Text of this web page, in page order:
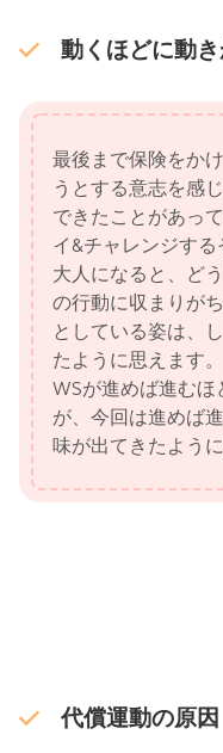
動くほどに動
最後まで保険をか
うとする意志を感じ
できたことがあっ
イ&チャレンジする
大人になると、ど
の行動に収まりが
としている姿は、
たように思えます。
WSが進めば進む
が、今回は進めば
味が出てきたように
代償運動の原因